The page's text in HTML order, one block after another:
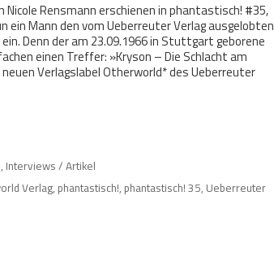
Rensmann erschienen in phantastisch! #35,
ein Mann den vom Ueberreuter Verlag ausgelobten
Denn der am 23.09.1966 in Stuttgart geborene
einen Treffer: »Kryson – Die Schlacht am
Verlagslabel Otherworld* des Ueberreuter
, Interviews / Artikel
Verlag, phantastisch!, phantastisch! 35, Ueberreuter